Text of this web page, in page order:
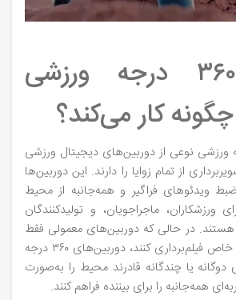
دوربین ۳۶۰ درجه ورزشی
کار می‌کند؟
۳۶۰ درجه ورزشی نوعی از دوربین‌های دیجیتال ورزشی
از تمام زوایا را دارند. این دوربین‌ها
ویدئوهای فراگیر و همه‌جانبه از محیط
ورزشکاران، ماجراجویان، و تولیدکنندگان
هستند. در حالی که دوربین‌های معمولی فقط
می‌توانند از یک زاویه خاص فیلم‌برداری کنند، دوربین‌های ۳۶۰ درجه
دوگانه یا چندگانه قادرند محیط را به‌صورت
همه‌جانبه را برای بیننده فراهم کنند.